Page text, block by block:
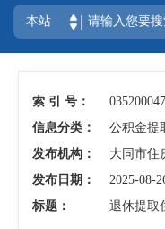
本站
索 引 号：
信息分类：
公积金提
发布机构：
大同市住
发布日期：
2025-08-
标题：
退休提取